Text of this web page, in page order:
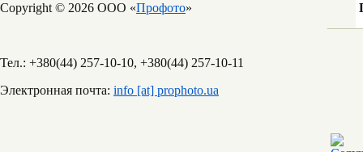
Copyright © 2026 ООО «Профото»
Тел.: +380(44) 257-10-10, +380(44) 257-10-11
Электронная почта: info [at] prophoto.ua